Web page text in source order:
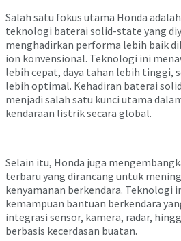
Salah satu fokus utama Honda
teknologi baterai solid-state yang
menghadirkan performa lebih baik
ion konvensional. Teknologi ini
lebih cepat, daya tahan lebih tinggi,
lebih optimal. Kehadiran baterai
menjadi salah satu kunci utama
kendaraan listrik secara global.
Selain itu, Honda juga
terbaru yang dirancang untuk
kenyamanan berkendara. Teknologi
kemampuan bantuan berkendara
integrasi sensor, kamera, radar,
berbasis kecerdasan buatan.